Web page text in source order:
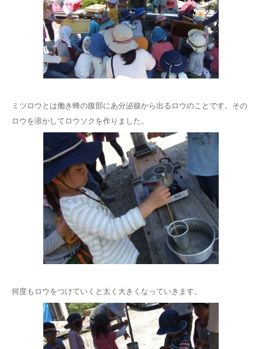
ミツロウとは働き蜂の腹部にあ分泌腺から出るロウのことです。その
ロウを溶かしてロウソクを作りました。
何度もロウをつけていくと太く大きくなっていきます。